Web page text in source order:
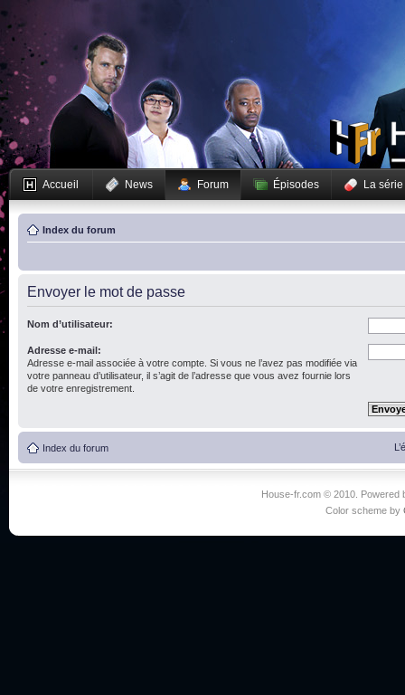
Accueil News Forum Épisodes La série
Index du forum
Envoyer le mot de passe
Nom d’utilisateur:
Adresse e-mail:
Adresse e-mail associée à votre compte. Si vous ne l’avez pas modifiée via
votre panneau d’utilisateur, il s’agit de l’adresse que vous avez fournie lors
de votre enregistrement.
Index du forum
House-fr.com © 2010. Powered
Color scheme by